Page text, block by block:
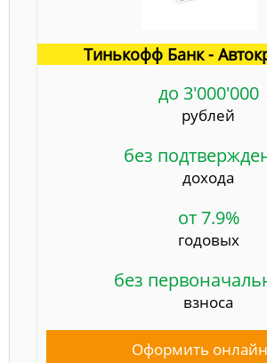
Тинькофф Банк -
до 3'000'000
рублей
без
дохода
от 7.9%
годовых
без
взноса
Оформить онлайн